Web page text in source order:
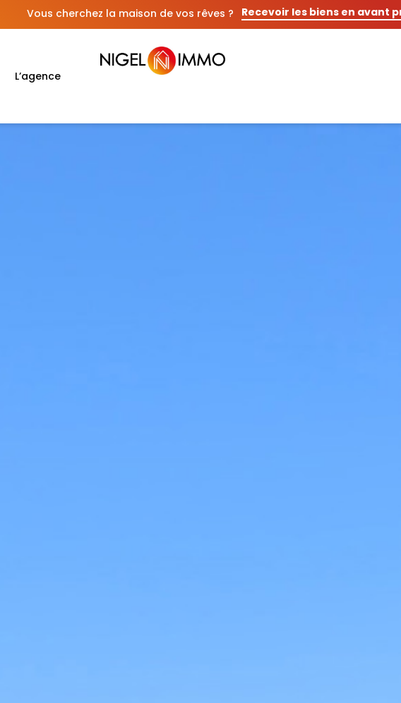
Vous cherchez la maison de vos rêves ? Recevoir les biens en avant
L’agence